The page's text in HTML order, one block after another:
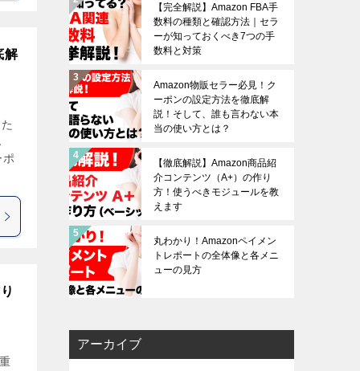
解
ポ
【完全解説】Amazon FBA手
数料の種類と確認方法｜セラ
ーが知っておくべき7つの手
数料と対策
Amazon物販セラー必見！ク
ーポンの設定方法を徹底解
説！そして、誰も言わない本
当の使い方とは？
【徹底解説】Amazon商品紹
介コンテンツ（A+）の作り
方！使うべきモジュールを教
えます
丸わかり！Amazonペイメン
トレポートの全体像と各メニ
ューの見方
アーカイブ